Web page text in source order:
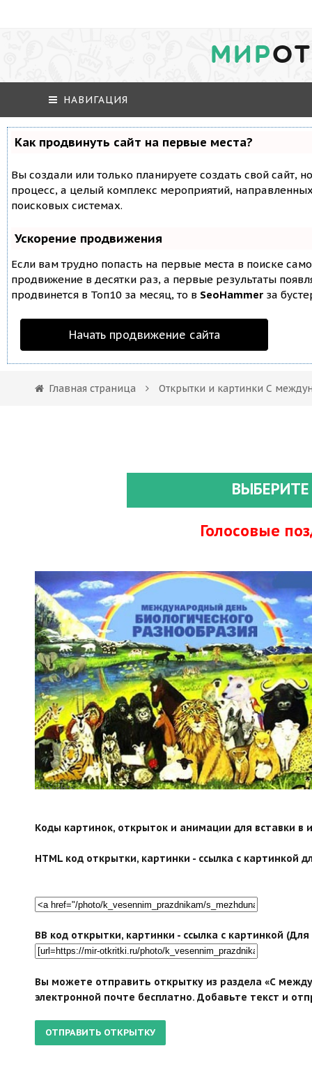
МИР
НАВИГАЦИЯ
Как продвинуть сайт на первые места?
Вы создали или только планируете создать свой сайт,
процесс, а целый комплекс мероприятий,
поисковых системах.
Ускорение продвижения
Если вам трудно попасть на первые места в поиске
продвижение в десятки раз, а первые результаты
продвинется в Топ10 за месяц, то в SeoHammer за
Начать продвижение сайта
Главная страница Открытки и картинки С
Голосовые
search">
Коды картинок, открыток и анимации для вставки в
HTML код открытки, картинки - ссылка с картинкой
BB код открытки, картинки - ссылка с картинкой
Вы можете отправить открытку из раздела «С
электронной почте бесплатно. Добавьте текст и